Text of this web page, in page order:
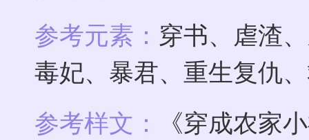
参考元素： 穿书、虐渣
毒妃、暴君、重生复仇
参考样文：
《穿成农家